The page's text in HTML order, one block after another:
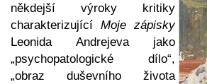
někdejší výroky kritiky
charakterizující Moje zápisky
Leonida Andrejeva jako
„psychopatologické dílo“,
„obraz duševního života